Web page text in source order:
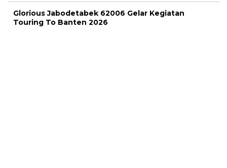
Glorious Jabodetabek 62006 Gelar Kegiatan
Touring To Banten 2026